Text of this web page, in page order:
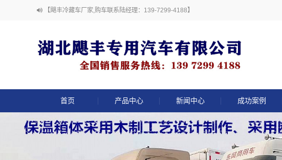
【飓丰冷藏车厂家,购车联系陆经理：139-7299-4188】
首页 产品中心 新闻中心 成功案例